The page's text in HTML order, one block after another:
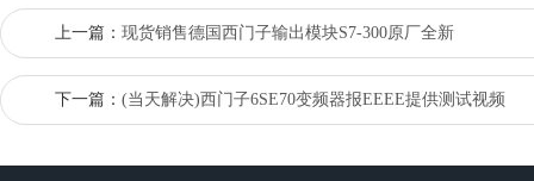
上一篇： 现货销售德国西门子输出模块S7-300原厂全新
下一篇： (当天解决)西门子6SE70变频器报EEEE提供测试视频